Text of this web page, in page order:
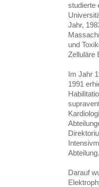
studierte
Jahr,
und
Zelluläre
Im Jahr
1991
Abteilung.
Darauf